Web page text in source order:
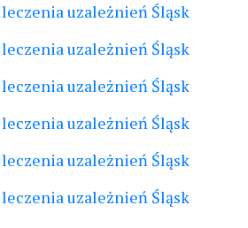
uzależnień Śląsk
uzależnień Śląsk
uzależnień Śląsk
uzależnień Śląsk
uzależnień Śląsk
uzależnień Śląsk